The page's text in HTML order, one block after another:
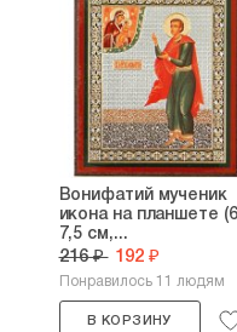
Вонифатий мученик
икона на планшете
7,5 см,...
216 ₽ 192 ₽
Понравилось 11 людям
В КОРЗИНУ